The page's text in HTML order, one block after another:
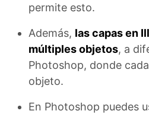
permite esto.
Además, las capas en
múltiples objetos, a
Photoshop, donde
objeto.
En Photoshop puedes